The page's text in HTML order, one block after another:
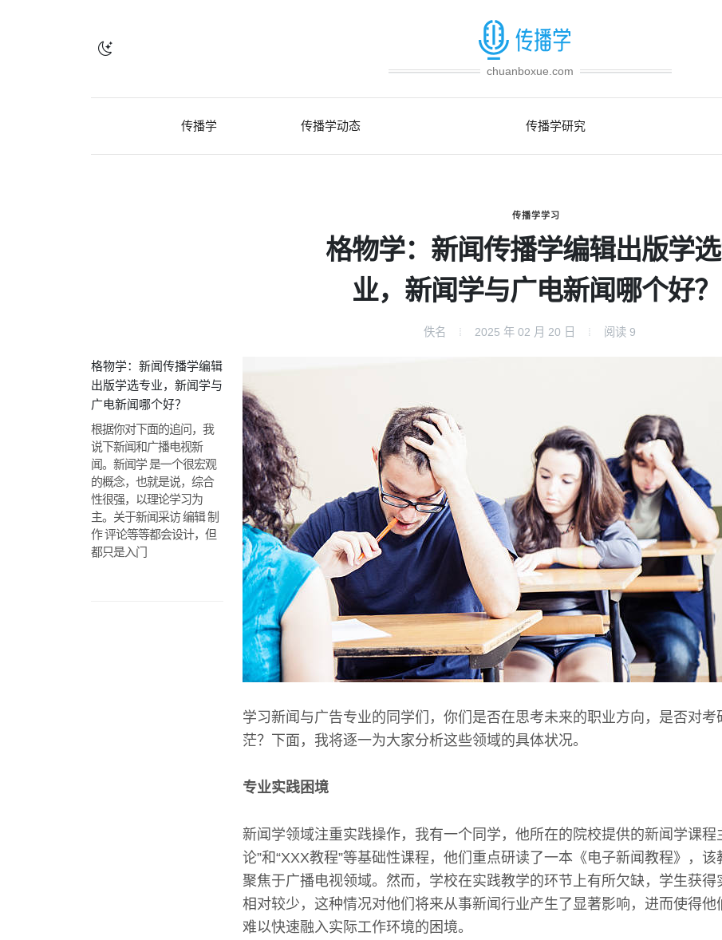
chuanboxue.com
传播学 传播学动态 传播学研究
传播学学习
格物学：新闻传播学编辑出版学
业，新闻学与广电新闻哪个好？
佚名 2025 年 02 月 20 日 阅读 9
格物学：新闻传播学编辑
出版学选专业，新闻学与
广电新闻哪个好？
根据你对下面的追问，我
说下新闻和广播电视新
闻。新闻学 是一个很宏观
的概念，也就是说，综合
性很强，以理论学习为
主。关于新闻采访 编辑 制
作 评论等等都会设计，但
都只是入门
学习新闻与广告专业的同学们，你们是否在思考未来的职业方向，是否对考
茫？下面，我将逐一为大家分析这些领域的具体状况。
专业实践困境
新闻学领域注重实践操作，我有一个同学，他所在的院校提供的新闻学课程
论”和“XXX教程”等基础性课程，他们重点研读了一本《电子新闻教程》，
聚焦于广播电视领域。然而，学校在实践教学的环节上有所欠缺，学生获得
相对较少，这种情况对他们将来从事新闻行业产生了显著影响，进而使得他
难以快速融入实际工作环境的困境。